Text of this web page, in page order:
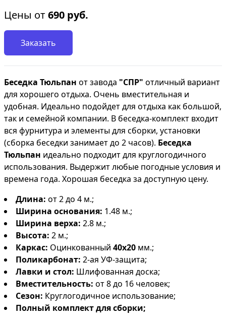
Цены от690 руб.
Заказать
Беседка Тюльпан от завода "СПР" отличный вариант
для хорошего отдыха. Очень вместительная и
удобная. Идеально подойдет для отдыха как большой,
так и семейной компании. В беседка-комплект входит
вся фурнитура и элементы для сборки, установки
(сборка беседки занимает до 2 часов). Беседка
Тюльпан идеально подходит для круглогодичного
использования. Выдержит любые погодные условия и
времена года. Хорошая беседка за доступную цену.
Длина: от 2 до 4 м.;
Ширина основания: 1.48 м.;
Ширина верха: 2.8 м.;
Высота: 2 м.;
Каркас: Оцинкованный 40х20 мм.;
Поликарбонат: 2-ая УФ-защита;
Лавки и стол: Шлифованная доска;
Вместительность: от 8 до 16 человек;
Сезон: Круглогодичное использование;
Полный комплект для сборки;